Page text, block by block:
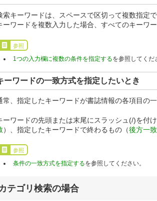
索キーワードは、スペースで区切って複数指定で
ーワードを複数入力した場合、すべてのキーワ
参照
1つの入力欄に複数の条件を指定するを参照してくだ
ーワードの一致方式を指定したいとき
常、指定したキーワードが書誌情報の各項目の
ーワードの先頭または末尾にスラッシュ(/)を付
）、指定したキーワードで終わるもの（後方一致
参照
条件の一致方式を指定するを参照してください。
テゴリ検索の場合